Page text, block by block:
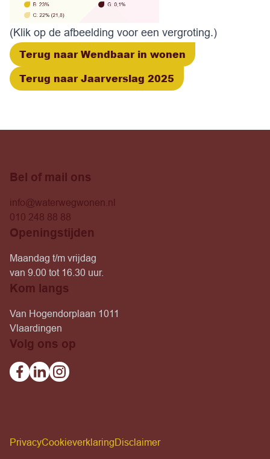
(Klik op de afbeelding voor een vergroting.)
Terug naar Wendbaar in wonen
Terug naar Jaarverslag 2025
Bel of mail ons
info@waterwegwonen.nl
010 248 88 88
Openingstijden
Maandag t/m vrijdag
van 9.00 tot 16.30 uur.
Kom langs
Van Hogendorplaan 1011
Vlaardingen
Volg ons op
Facebook
LinkedinInstagram
PrivacyCookieverklaringDisclaimer